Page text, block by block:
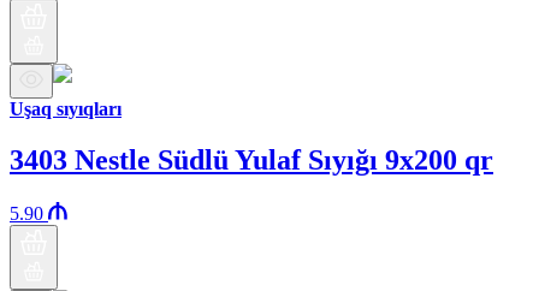
Uşaq sıyıqları
3403 Nestle Südlü Yulaf Sıyığı 9x200 qr
5.90